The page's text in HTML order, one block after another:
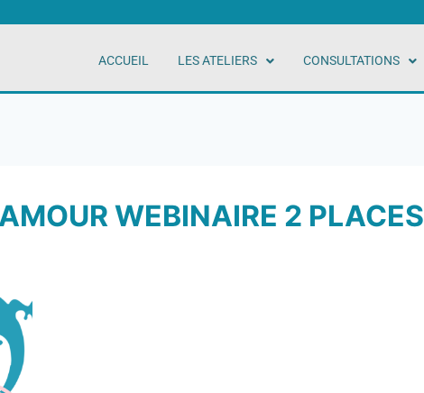
ACCUEIL LES ATELIERS CONSULTATIONS
WEBINAIRE 2 PLACES